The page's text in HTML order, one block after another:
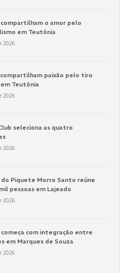
o amor pelo
em Teutônia
2026
paixão pelo tiro
Teutônia
2026
seleciona as quatro
2026
do Piquete Morro Santo reúne
pessoas em Lajeado
2026
com integração entre
em Marques de Souza
2026